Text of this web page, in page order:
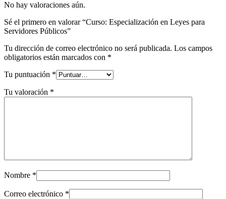
No hay valoraciones aún.
Sé el primero en valorar “Curso: Especialización en Leyes para
Servidores Públicos”
Tu dirección de correo electrónico no será publicada. Los campos
obligatorios están marcados con *
Tu puntuación *
Tu valoración *
Nombre *
Correo electrónico *